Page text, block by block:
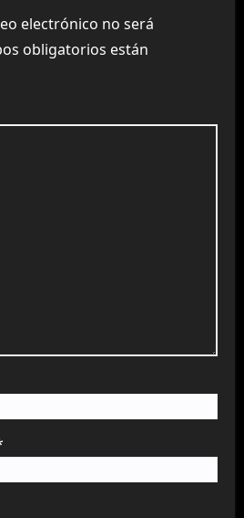
electrónico no será
obligatorios están